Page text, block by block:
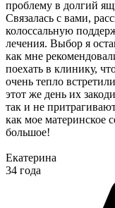
проблему в долгий
Связалась с вами,
колоссальную
лечения. Выбор я
как мне
поехать в клинику,
очень тепло
этот же день их
так и не
как мое материнское
большое!
Екатерина
34 года